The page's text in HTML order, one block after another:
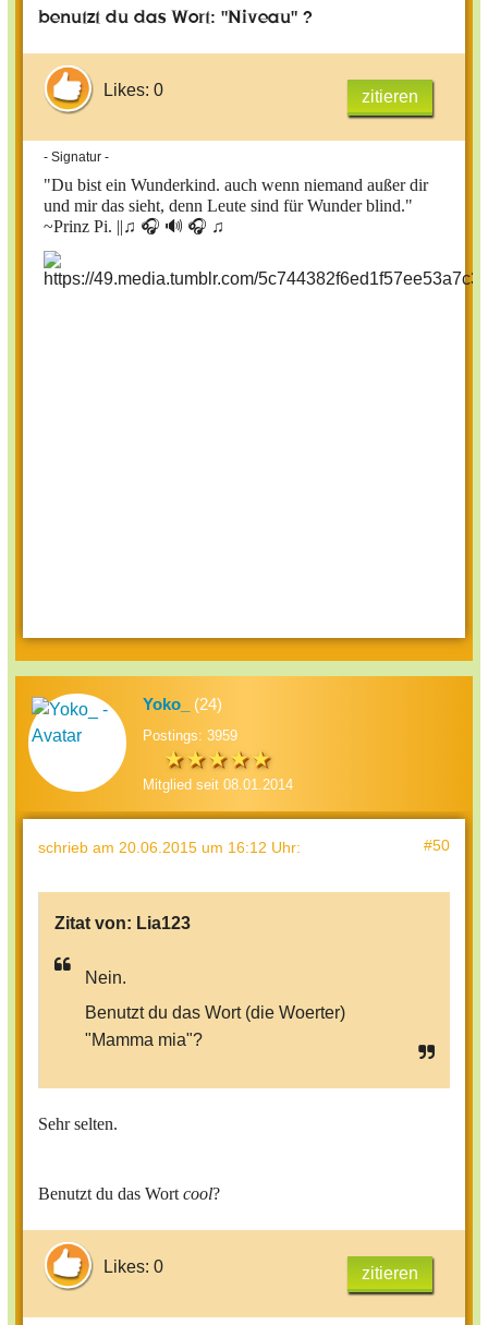
benutzt du das Wort: "Niveau" ?
Likes: 0 zitieren
- Signatur -
"Du bist ein Wunderkind. auch wenn niemand außer dir
und mir das sieht, denn Leute sind für Wunder blind."
~Prinz Pi. ||♫ 🎧 🔊 🎧 ♫
Yoko_ (24)
Postings: 3959
Mitglied seit 08.01.2014
schrieb am 20.06.2015 um 16:12 Uhr: #50
Zitat von: Lia123
Nein.
Benutzt du das Wort (die Woerter)
"Mamma mia"?
Sehr selten.
Benutzt du das Wort cool?
Likes: 0 zitieren